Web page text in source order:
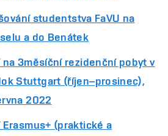
studentstva FaVU na
a do Benátek
na 3měsíční rezidenční pobyt v
Stuttgart (říjen–prosinec),
2022
(praktické a